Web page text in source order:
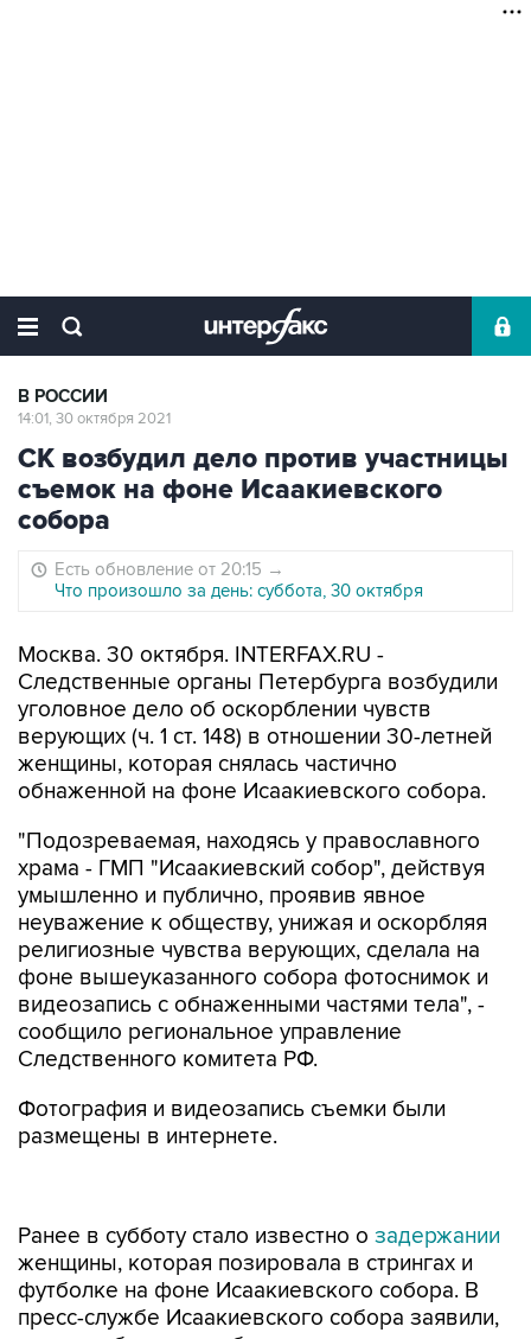
В РОССИИ
14:01, 30 октября 2021
СК возбудил дело против участницы
съемок на фоне Исаакиевского
собора
Есть обновление от 20:15 →
Что произошло за день: суббота, 30 октября
Москва. 30 октября. INTERFAX.RU -
Следственные органы Петербурга возбудили
уголовное дело об оскорблении чувств
верующих (ч. 1 ст. 148) в отношении 30-летней
женщины, которая снялась частично
обнаженной на фоне Исаакиевского собора.
"Подозреваемая, находясь у православного
храма - ГМП "Исаакиевский собор", действуя
умышленно и публично, проявив явное
неуважение к обществу, унижая и оскорбляя
религиозные чувства верующих, сделала на
фоне вышеуказанного собора фотоснимок и
видеозапись с обнаженными частями тела", -
сообщило региональное управление
Следственного комитета РФ.
Фотография и видеозапись съемки были
размещены в интернете.
футболке на фоне Исаакиевского собора. В
пресс-службе Исаакиевского собора заявили,
что не собираются обращаться в
правоохранительные органы из-за снимка.